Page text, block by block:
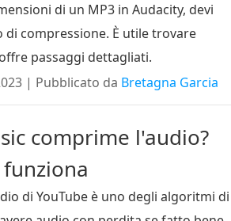
di un MP3 in Audacity, devi
di compressione. È utile trovare
passaggi dettagliati.
| Pubblicato da Bretagna Garcia
comprime l'audio?
di YouTube è uno degli algoritmi di